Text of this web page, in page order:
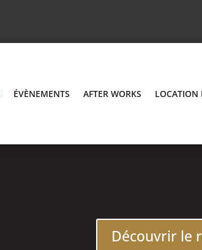
ÉVÈNEMENTS AFTER WORKS LOCATION
Découvrir le